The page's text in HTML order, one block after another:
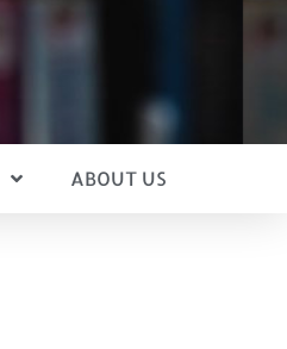
ABOUT US